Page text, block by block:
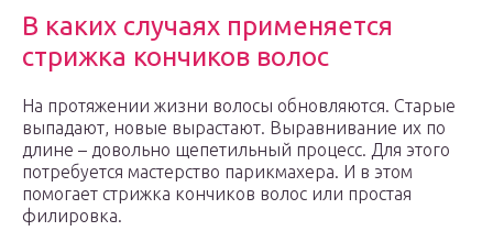
В каких случаях применяется
стрижка кончиков волос
На протяжении жизни волосы обновляются. Старые
выпадают, новые вырастают. Выравнивание их по
длине – довольно щепетильный процесс. Для этого
потребуется мастерство парикмахера. И в этом
помогает стрижка кончиков волос или простая
филировка.